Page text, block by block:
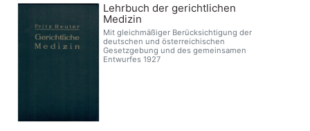
Lehrbuch der gerichtlichen
Medizin
Mit gleichmäßiger Berücksichtigung der
deutschen und österreichischen
Gesetzgebung und des gemeinsamen
Entwurfes 1927